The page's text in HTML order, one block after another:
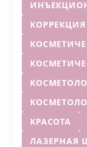
КРАСОТА
ЛАЗЕРНАЯ